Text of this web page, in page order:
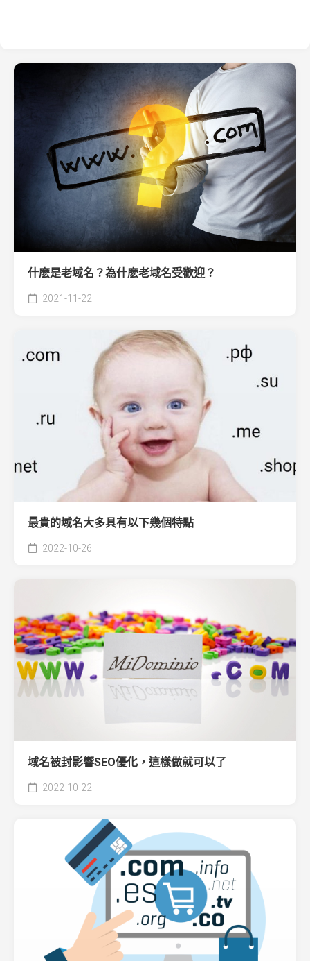
什麽是老域名？為什麽老域名受歡迎？
2021-11-22
最貴的域名大多具有以下幾個特點
2022-10-26
域名被封影響SEO優化，這樣做就可以了
2022-10-22